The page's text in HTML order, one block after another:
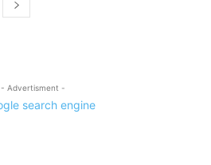
- Advertisment -